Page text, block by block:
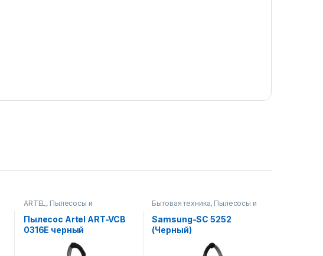
ARTEL , Пылесосы и
аксессуары
Пылесос Artel ART-VCB
0316E черный
Бытовая техника, Пылесосы и
Samsung-SC 5252
(Черный)